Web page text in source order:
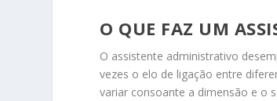
O QUE FAZ UM
O assistente administrativo
vezes o elo de ligação entre
variar consoante a dimensão e o